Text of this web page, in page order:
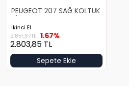
PEUGEOT 207 SAĞ KOLTUK
AİRBAG
İkinci El
2.851,37TL 1.67%
2.803,85 TL
Sepete Ekle